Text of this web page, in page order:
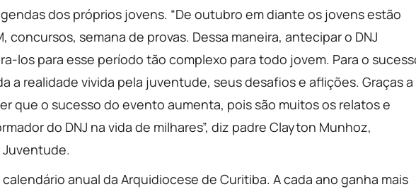
dos próprios jovens. “De outubro em diante os jovens estão
concursos, semana de provas. Dessa maneira, antecipar o DNJ
los para esse período tão complexo para todo jovem. Para o
a realidade vivida pela juventude, seus desafios e aflições. Graças a
que o sucesso do evento aumenta, pois são muitos os relatos e
do DNJ na vida de milhares”, diz padre Clayton Munhoz,
anual da Arquidiocese de Curitiba. A cada ano ganha mais